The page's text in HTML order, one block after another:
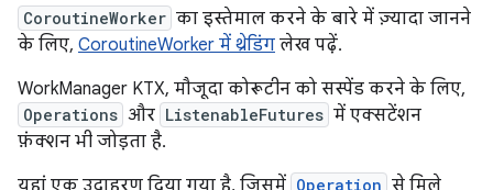
CoroutineWorker का इस्तेमाल करने के बारे में ज़्यादा जानने
के लिए, CoroutineWorker में थ्रेडिंग लेख पढ़ें.
WorkManager KTX, मौजूदा कोरूटीन को सस्पेंड करने के लिए,
Operations और ListenableFutures में एक्सटेंशन
फ़ंक्शन भी जोड़ता है.
यहां एक उदाहरण दिया गया है, जिसमें Operation से मिले